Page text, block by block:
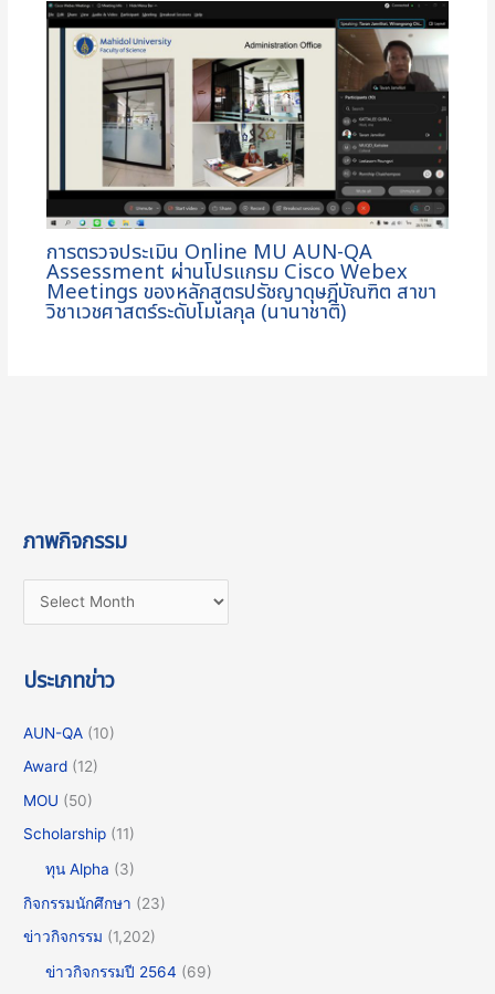
การตรวจประเมิน Online MU AUN-QA
Assessment ผ่านโปรแกรม Cisco Webex
Meetings ของหลักสูตรปรัชญาดุษฎีบัณฑิต สาขา
วิชาเวชศาสตร์ระดับโมเลกุล (นานาชาติ)
ภาพกิจกรรม
ประเภทข่าว
AUN-QA (10)
Award (12)
MOU (50)
Scholarship (11)
ทุน Alpha (3)
กิจกรรมนักศึกษา (23)
ข่าวกิจกรรม (1,202)
ข่าวกิจกรรมปี 2564 (69)